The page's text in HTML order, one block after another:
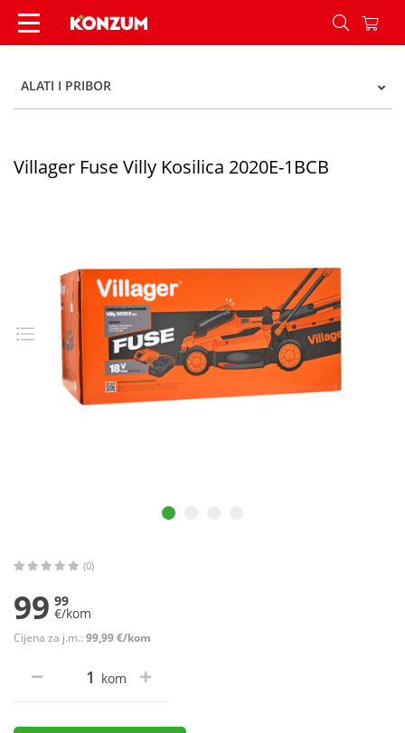
Villager Fuse Villy Kosilica 2020E-1BCB - Konzum
ALATI I PRIBOR
Villager Fuse Villy Kosilica 2020E-1BCB
(0)
99 99
€/kom
Cijena za j.m.: 99,99 €/kom
kom